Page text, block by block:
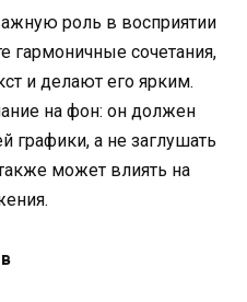
роль в восприятии
гармоничные сочетания,
и делают его ярким.
на фон: он должен
графики, а не заглушать
может влиять на